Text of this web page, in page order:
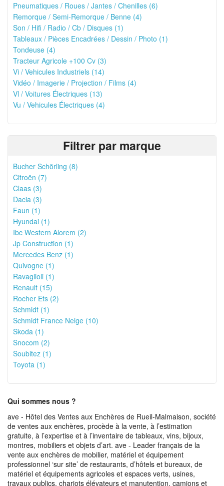
Pneumatiques / Roues / Jantes / Chenilles (6)
Remorque / Semi-Remorque / Benne (4)
Son / Hifi / Radio / Cb / Disques (1)
Tableaux / Pièces Encadrées / Dessin / Photo (1)
Tondeuse (4)
Tracteur Agricole +100 Cv (3)
Vi / Vehicules Industriels (14)
Vidéo / Imagerie / Projection / Films (4)
Vl / Voitures Électriques (13)
Vu / Vehicules Électriques (4)
Filtrer par marque
Bucher Schörling (8)
Citroën (7)
Claas (3)
Dacia (3)
Faun (1)
Hyundai (1)
Ibc Western Alorem (2)
Jp Construction (1)
Mercedes Benz (1)
Quivogne (1)
Ravaglioli (1)
Renault (15)
Rocher Ets (2)
Schmidt (1)
Schmidt France Neige (10)
Skoda (1)
Snocom (2)
Soubitez (1)
Toyota (1)
Qui sommes nous ?
ave - Hôtel des Ventes aux Enchères de Rueil-Malmaison, société
de ventes aux enchères, procède à la vente, à l’estimation
gratuite, à l’expertise et à l’inventaire de tableaux, vins, bijoux,
montres, mobiliers et objets d’art. ave - Leader français de la
vente aux enchères de mobilier, matériel et équipement
professionnel ‘sur site’ de restaurants, d’hôtels et bureaux, de
matériel et équipements agricoles et espaces verts, usines,
travaux publics, chariots élévateurs et manutention, camions et